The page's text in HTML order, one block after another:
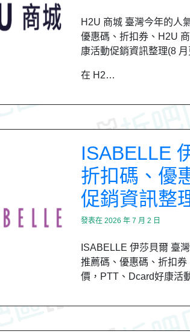
H2U 商城 臺灣今年的人
優惠碼、折扣券、H2U
康活動促銷資訊整理(8
在 H2…
ISABELLE
折扣碼、優
促銷資訊整
發表在 2026 年 7 月 2 日
ISABELLE 伊莎貝爾 臺
推薦碼、優惠碼、折扣
價，PTT、Dcard好康活